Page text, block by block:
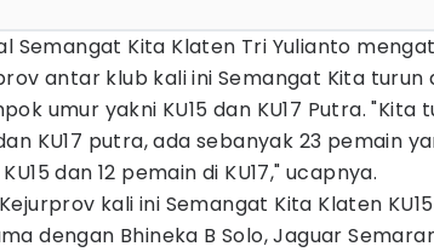
Semangat Kita Klaten Tri Yulianto
antar klub kali ini Semangat Kita
umur yakni KU15 dan KU17 Putra.
KU17 putra, ada sebanyak 23 pemain
dan 12 pemain di KU17," ucapnya.
kali ini Semangat Kita Klaten
dengan Bhineka B Solo, Jaguar